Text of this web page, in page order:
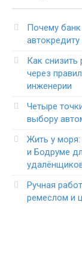
Почему банк
Как
через
инженерии
Четыре
выбору
Жить у моря:
и Бодруме
Ручная
ремеслом и